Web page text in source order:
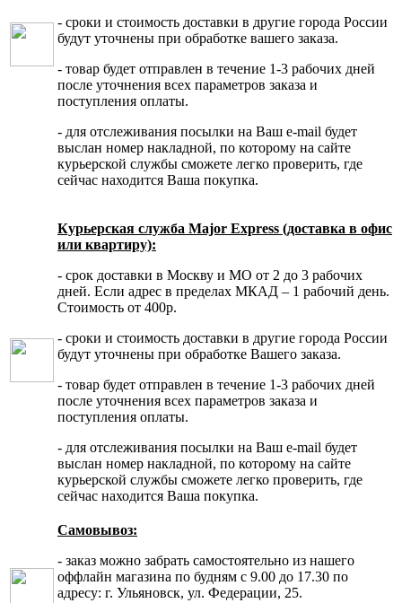
- сроки и стоимость доставки в другие города России
будут уточнены при обработке вашего заказа.
- товар будет отправлен в течение 1-3 рабочих дней
после уточнения всех параметров заказа и
поступления оплаты.
- для отслеживания посылки на Ваш e-mail будет
выслан номер накладной, по которому на сайте
курьерской службы сможете легко проверить, где
сейчас находится Ваша покупка.
Курьерская служба Major Express (доставка в офис
или квартиру):
- срок доставки в Москву и МО от 2 до 3 рабочих
дней. Если адрес в пределах МКАД – 1 рабочий день.
Стоимость от 400р.
- сроки и стоимость доставки в другие города России
будут уточнены при обработке Вашего заказа.
- товар будет отправлен в течение 1-3 рабочих дней
после уточнения всех параметров заказа и
поступления оплаты.
- для отслеживания посылки на Ваш e-mail будет
выслан номер накладной, по которому на сайте
курьерской службы сможете легко проверить, где
сейчас находится Ваша покупка.
Самовывоз:
- заказ можно забрать самостоятельно из нашего
оффлайн магазина по будням с 9.00 до 17.30 по
адресу: г. Ульяновск, ул. Федерации, 25.